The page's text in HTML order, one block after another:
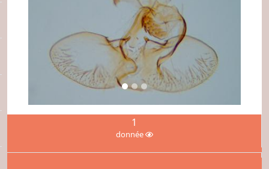
1
donnée